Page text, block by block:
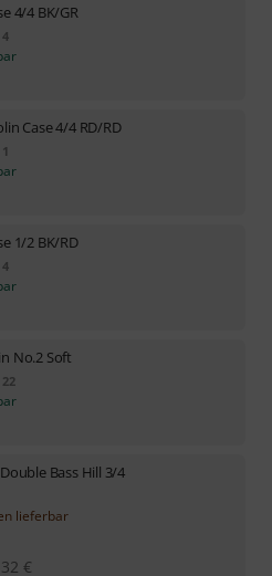
4/4 BK/GR
4
Case 4/4 RD/RD
1
1/2 BK/RD
4
No.2 Soft
22
Bass Hill 3/4
lieferbar
€